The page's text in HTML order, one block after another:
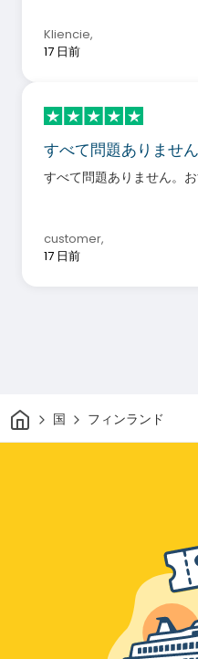
Kliencie,
17 日前
すべて問題ありませ
すべて問題ありません。お
customer,
17 日前
家 国 フィンランド